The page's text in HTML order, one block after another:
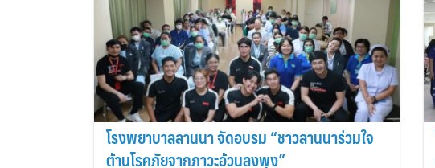
โรงพยาบาลลานนา จัดอบรม “ชาวลานนาร่วมใจ
ต้านโรคภัยจากภาวะอ้วนลงพุง”